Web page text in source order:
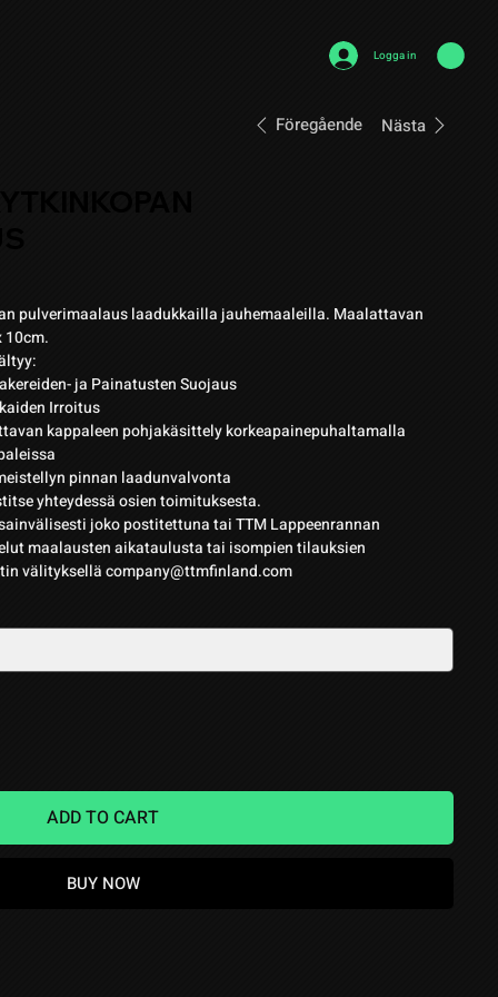
Logga in
Föregående Nästa
pulverimaalaus laadukkailla jauhemaaleilla. Maalattavan
10cm.
ja Painatusten Suojaus
Irroitus
kappaleen pohjakäsittely korkeapainepuhaltamalla
pinnan laadunvalvonta
yhteydessä osien toimituksesta.
joko postitettuna tai TTM Lappeenrannan
maalausten aikataulusta tai isompien tilauksien
välityksellä company@ttmfinland.com
ADD TO CART
BUY NOW